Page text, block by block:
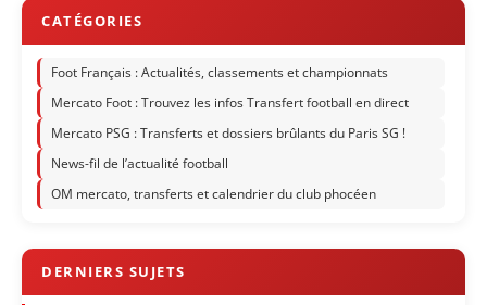
Foot Français : Actualités, classements et championnats
Mercato Foot : Trouvez les infos Transfert football en direct
Mercato PSG : Transferts et dossiers brûlants du Paris SG !
News-fil de l’actualité football
OM mercato, transferts et calendrier du club phocéen